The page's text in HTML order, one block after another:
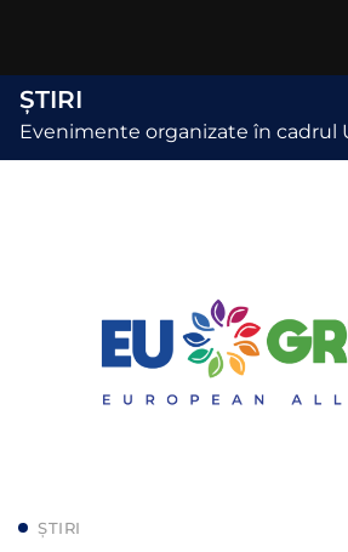
ȘTIRI
Evenimente organizate în cadrul
ȘTIRI